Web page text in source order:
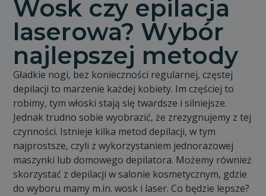
Wosk czy epilacja
laserowa? Wybór
najlepszej metody
Gładkie nogi, bez konieczności regularnej, częstej
depilacji to marzenie każdej kobiety. Im częściej to
robimy, tym włoski stają się twardsze i silniejsze.
Jednak trudno sobie wyobrazić, że zrezygnujemy z tej
czynności. Istnieje kilka metod depilacji, w tym
najprostsze, czyli z wykorzystaniem jednorazowej
maszynki lub domowego depilatora. Możemy również
skorzystać z depilacji w salonie kosmetycznym, gdzie
do wyboru mamy m.in. wosk i laser. Co będzie lepsze?